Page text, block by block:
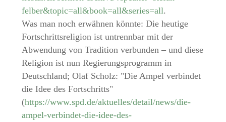
felber&topic=all&book=all&series=all.
Was man noch erwähnen könnte: Die heutige
Fortschrittsreligion ist untrennbar mit der
Abwendung von Tradition verbunden –und diese
Religion ist nun Regierungsprogramm in
Deutschland; Olaf Scholz: "Die Ampel verbindet
die Idee des Fortschritts"
(https://www.spd.de/aktuelles/detail/news/die-
ampel-verbindet-die-idee-des-